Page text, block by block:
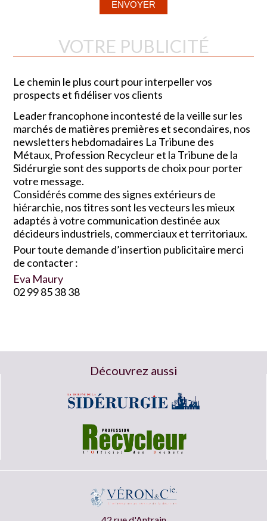
VOTRE PUBLICITÉ
Le chemin le plus court pour interpeller vos
prospects et fidéliser vos clients
Leader francophone incontesté de la veille sur les
marchés de matières premières et secondaires, nos
newsletters hebdomadaires La Tribune des
Métaux, Profession Recycleur et la Tribune de la
Sidérurgie sont des supports de choix pour porter
votre message.
Considérés comme des signes extérieurs de
hiérarchie, nos titres sont les vecteurs les mieux
adaptés à votre communication destinée aux
décideurs industriels, commerciaux et territoriaux.
Pour toute demande d’insertion publicitaire merci
de contacter :
Eva Maury
02 99 85 38 38
Découvrez aussi